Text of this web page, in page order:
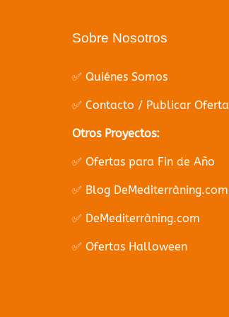
Sobre Nosotros
✅ Quiénes Somos
✅ Contacto / Publicar Oferta
Otros Proyectos:
✅ Ofertas para Fin de Año
✅ Blog DeMediterràning.com
✅ DeMediterràning.com
✅ Ofertas Halloween